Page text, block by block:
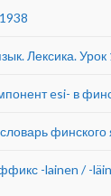
Лексика. Урок
esi- в
финского
-lainen / -